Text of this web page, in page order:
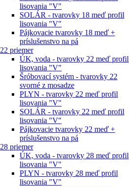
lisovania "V"
SOLÁR - tvarovky 18 meď profil
lisovania "V"
Pájkovacie tvarovky 18 meď +
príslušenstvo na pá
22 priemer
ÚK, voda - tvarovky 22 meď profil
lisovania "V"
Šróbovací systém - tvarovky 22
svorné z mosadze
PLYN - tvarovky 22 meď profil
lisovania "V"
SOLÁR - tvarovky 22 meď profil
lisovania "V"
Pájkovacie tvarovky 22 meď +
príslušenstvo na pá
28 priemer
ÚK, voda - tvarovky 28 meď profil
lisovania "V"
PLYN - tvarovky 28 meď profil
lisovania "V"